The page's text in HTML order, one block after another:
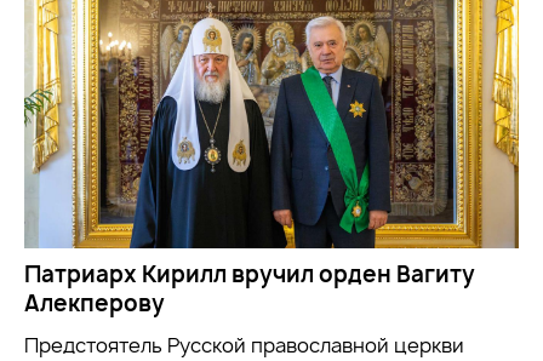
Патриарх Кирилл вручил орден Вагиту
Алекперову
Предстоятель Русской православной церкви